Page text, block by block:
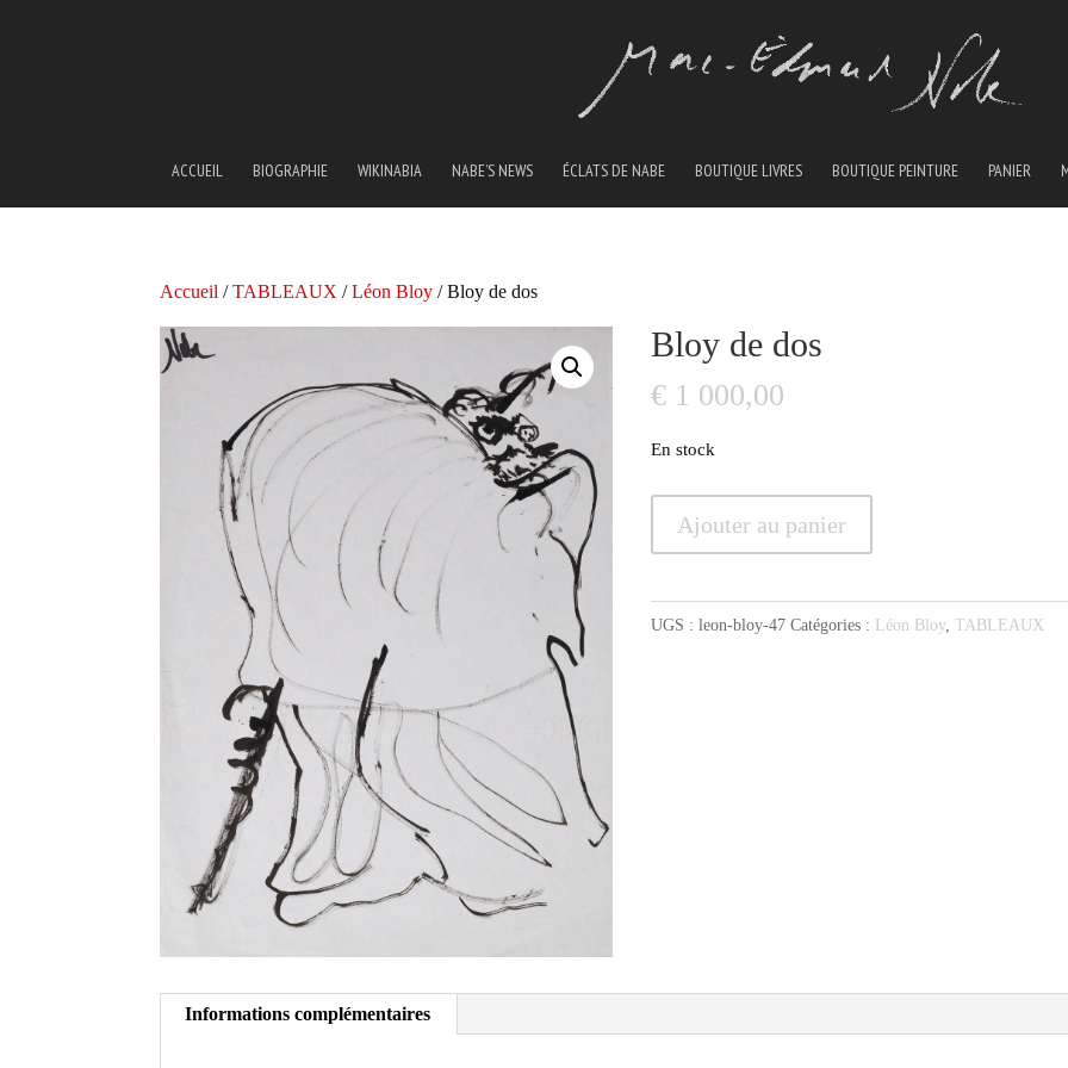
ACCUEIL BIOGRAPHIE WIKINABIA NABE’S NEWS ÉCLATS DE NABE BOUTIQUE LIVRES BOUTIQUE PEINTURE PANIER
Accueil /TABLEAUX /Léon Bloy / Bloy de dos
Bloy de dos
€ 1 000,00
En stock
de
Ajouter au panier
UGS :leon-bloy-47 Catégories : Léon Bloy,TABLEAUX
Informations complémentaires